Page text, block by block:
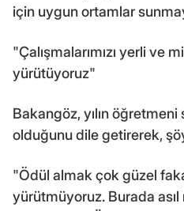
için uygun ortamlar
"Çalışmalarımızı yerli ve
yürütüyoruz"
Bakangöz, yılın
olduğunu dile getirerek,
"Ödül almak çok güzel
yürütmüyoruz. Burada